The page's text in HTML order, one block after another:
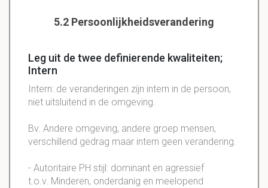
5.2 Persoonlijkheidsverandering
Leg uit de twee definierende kwaliteiten;
Intern
Intern: de veranderingen zijn intern in de persoon,
niet uitsluitend in de omgeving.
Bv. Andere omgeving, andere groep mensen,
verschillend gedrag maar intern geen verandering.
- Autoritaire PH stijl: dominant en agressief
t.o.v. Minderen, onderdanig en meelopend